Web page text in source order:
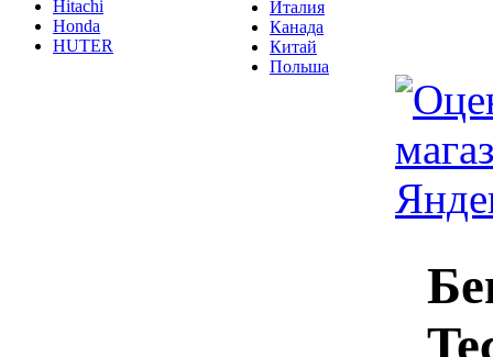
Hitachi
Honda
HUTER
Италия
Канада
Китай
Польша